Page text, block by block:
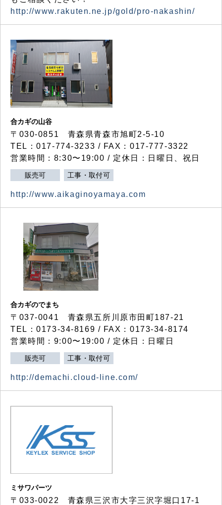
http://www.rakuten.ne.jp/gold/pro-nakashin/
合カギの山谷
〒030-0851 青森県青森市旭町2-5-10
TEL：017-774-3233 / FAX：017-777-3322
営業時間：8:30〜19:00 / 定休日：日曜日、祝日
販売可 工事・取付可
http://www.aikaginoyamaya.com
合カギのでまち
〒037-0041 青森県五所川原市田町187-21
TEL：0173-34-8169 / FAX：0173-34-8174
営業時間：9:00〜19:00 / 定休日：日曜日
販売可 工事・取付可
http://demachi.cloud-line.com/
ミサワパーツ
〒033-0022 青森県三沢市大字三沢字堀口17-1